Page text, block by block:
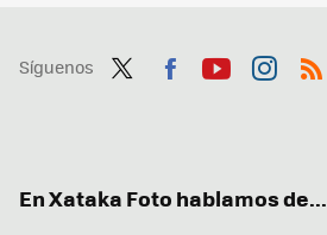
Síguenos
En Xataka Foto hablamos de...